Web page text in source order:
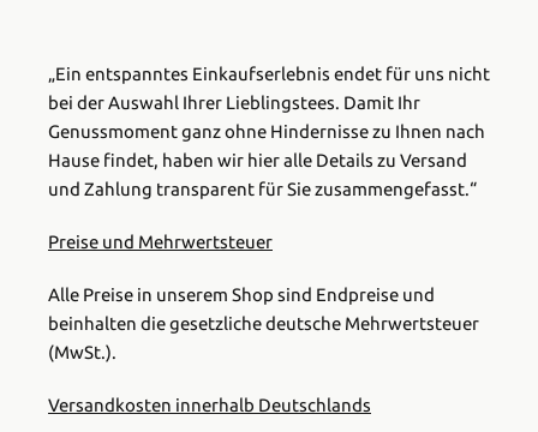
„Ein entspanntes Einkaufserlebnis endet für uns nicht
bei der Auswahl Ihrer Lieblingstees. Damit Ihr
Genussmoment ganz ohne Hindernisse zu Ihnen nach
Hause findet, haben wir hier alle Details zu Versand
und Zahlung transparent für Sie zusammengefasst.“
Preise und Mehrwertsteuer
Alle Preise in unserem Shop sind Endpreise und
beinhalten die gesetzliche deutsche Mehrwertsteuer
(MwSt.).
Versandkosten innerhalb Deutschlands